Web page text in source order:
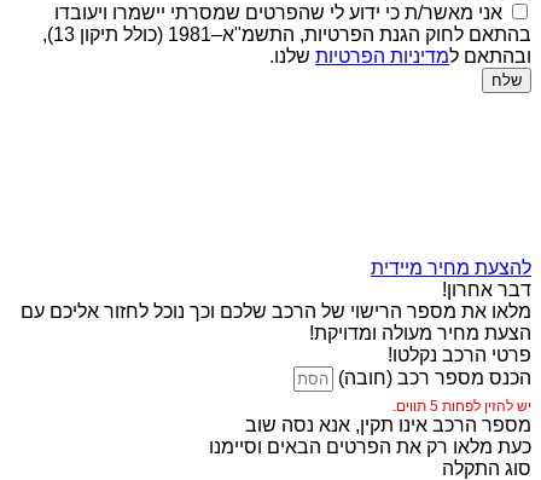
אני מאשר/ת כי ידוע לי שהפרטים שמסרתי יישמרו ויעובדו
בהתאם לחוק הגנת הפרטיות, התשמ"א–1981 (כולל תיקון 13),
ובהתאם למדיניות הפרטיות שלנו.
שלח
להצעת מחיר מיידית
דבר אחרון!
מלאו את מספר הרישוי של הרכב שלכם וכך נוכל לחזור אליכם עם
הצעת מחיר מעולה ומדויקת!
פרטי הרכב נקלטו!
הכנס מספר רכב (חובה)
יש להזין לפחות 5 תווים.
מספר הרכב אינו תקין, אנא נסה שוב
כעת מלאו רק את הפרטים הבאים וסיימנו
סוג התקלה